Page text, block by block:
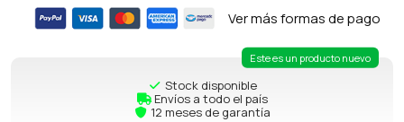
Ver más formas de pago
Este es un producto nuevo
Stock disponible
Envíos a todo el país
12 meses de garantía